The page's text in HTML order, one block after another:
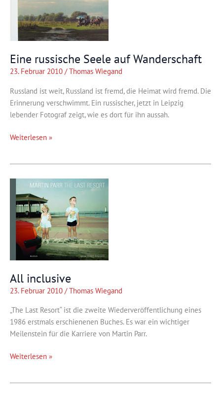
Eine russische Seele auf Wanderschaft
23. Februar 2010 /Thomas Wiegand
Russland ist weit, Russland ist fremd, die Heimat wird fremd. Die
Erinnerung verschwimmt. Ein russischer, jetzt in Leipzig
lebender Fotograf zeigt, wie es dort für ihn aussah.
Eine
Wanderschaft
Weiterlesen »
All inclusive
23. Februar 2010 /Thomas Wiegand
„The Last Resort“ ist die zweite Wiederveröffentlichung eines
1986 erstmals erschienenen Buches. Es war ein wichtiger
Meilenstein für die Karriere von Martin Parr.
All
Weiterlesen »